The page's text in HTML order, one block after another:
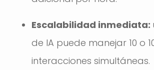
Escalabilidad inmediata:
de IA puede manejar 10 o
interacciones simultáneas.